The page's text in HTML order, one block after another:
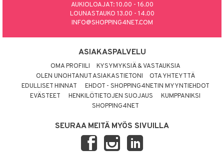
AUKIOLOAJAT: 10.00 - 16.00
LOUNASTAUKO 13.00 - 14.00
INFO@SHOPPING4NET.COM
ASIAKASPALVELU
OMA PROFIILI
KYSYMYKSIÄ & VASTAUKSIA
OLEN UNOHTANUT ASIAKASTIETONI
OTA YHTEYTTÄ
EDULLISET HINNAT
EHDOT - SHOPPING4NETIN MYYNTIEHDOT
EVÄSTEET
HENKILÖTIETOJEN SUOJAUS
KUMPPANIKSI
SHOPPING4NET
SEURAA MEITÄ MYÖS SIVUILLA